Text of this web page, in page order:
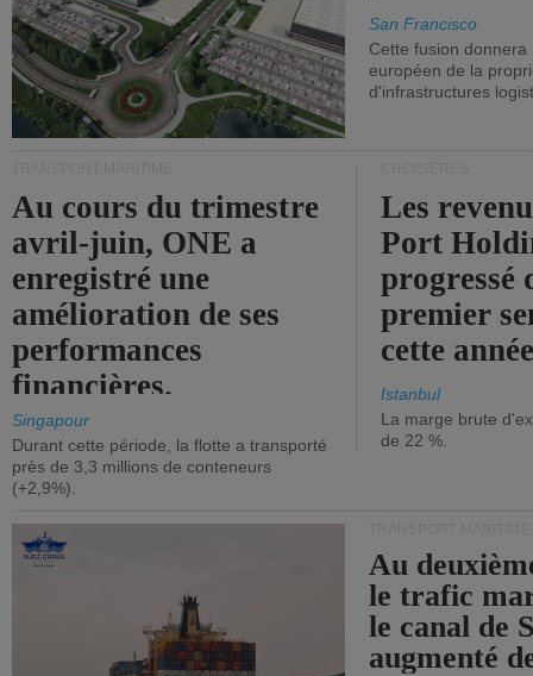
San Francisco
Cette fusion
européen de la
d'infrastructures
Au cours du trimestre
avril-juin, ONE a
enregistré une
amélioration de ses
performances
financières.
Singapour
Durant cette période, la flotte a transporté
près de 3,3 millions de conteneurs
(+2,9%).
Les
Port
progressé
premier
cette
Istanbul
La marge brute
de 22 %.
Au
le trafic
le canal de
augmenté